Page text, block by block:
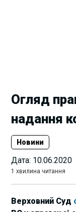
Огляд
надання
Новини
Дата: 10.06.2020
1 хвилина читання
Верховний Суд